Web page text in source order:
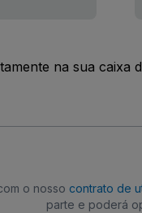
na sua caixa
o nosso contrato de
parte e poderá